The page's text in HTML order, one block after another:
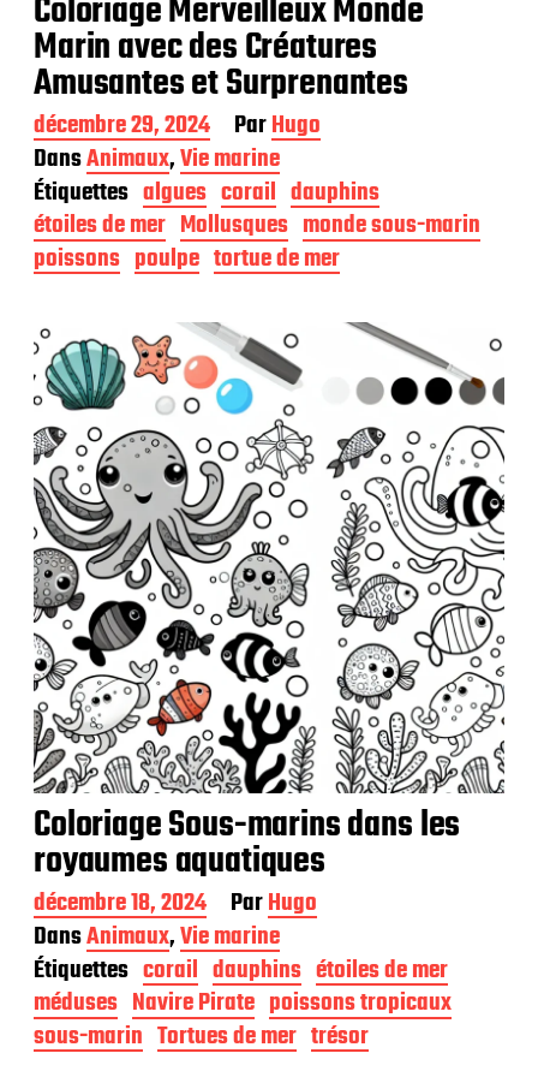
Coloriage Merveilleux Monde
Marin avec des Créatures
Amusantes et Surprenantes
D
a
t
e
d
e
p
l
i
c
a
t
i
o
n
décembre 29, 2024 ParHugo
DansAnimaux,Vie marine
Étiquettes algues corail dauphins
étoiles de mer Mollusques monde sous-marin
poissons poulpe tortue de mer
Coloriage Sous-marins dans les
royaumes aquatiques
D
a
t
e
d
e
p
décembre 18, 2024 ParHugo
DansAnimaux,Vie marine
Étiquettes corail dauphins étoiles de mer
méduses Navire Pirate poissons tropicaux
sous-marin Tortues de mer trésor